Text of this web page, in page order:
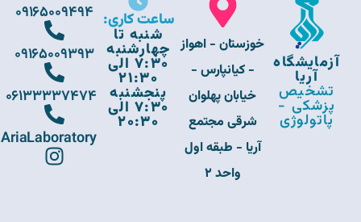
آزمایشگاه
آریا
تشخیص
پزشکی -
پاتولوژی
خوزستان - اهواز
- کیانپارس -
خیابان پهلوان
شرقی مجتمع
آریا - طبقه اول
واحد 2
ساعت کاری:
شنبه تا
چهارشنبه
7:30 الی
21:30
پنجشنبه
7:30 الی
20:30
09165009494
09165009393
06133337474
AriaLaboratory